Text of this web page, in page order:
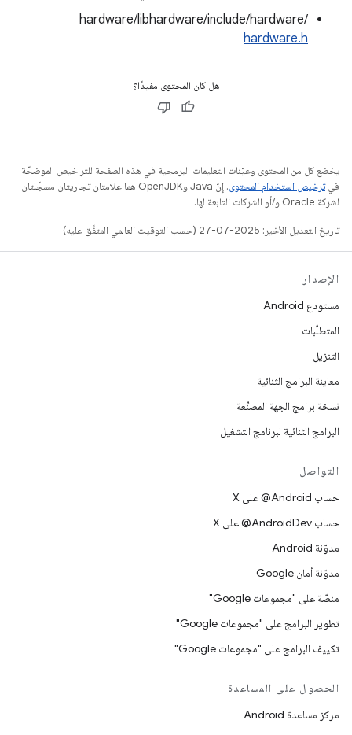
hardware/libhardware/include/hardware/
hardware.h
هل كان المحتوى مفيدًا؟
يخضع كل من المحتوى وعيّنات التعليمات البرمجية في هذه الصفحة للتراخيص الموضحّة
فيترخيص استخدام المحتوى
. إنّ Java وOpenJDK هما علامتان تجاريتان مسجَّلتان
لشركة Oracle و/أو الشركات التابعة لها.
تاريخ التعديل الأخير: 2025-07-27 (حسب التوقيت العالمي المتفَّق عليه)
الإصدار
مستودع Android
المتطلّبات
التنزيل
معاينة البرامج الثنائية
نسخة برامج الجهة المصنِّعة
البرامج الثنائية لبرنامج التشغيل
التواصل
حساب ‎@Android على X
حساب ‎@AndroidDev على X
مدوّنة Android
مدوّنة أمان Google
منصّة على "مجموعات Google"
تطوير البرامج على "مجموعات Google"
تكييف البرامج على "مجموعات Google"
الحصول على المساعدة
مركز مساعدة Android